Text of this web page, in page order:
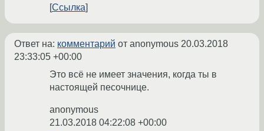
Ссылка
Ответ на: комментарий от anonymous 20.03.2018
23:33:05 +00:00
Это всё не имеет значения, когда ты в
настоящей песочнице.
anonymous
21.03.2018 04:22:08 +00:00